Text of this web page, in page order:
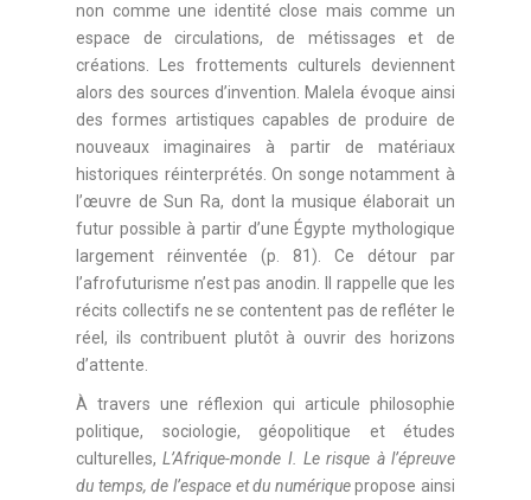
non comme une identité close mais comme un
espace de circulations, de métissages et de
créations. Les frottements culturels deviennent
alors des sources d’invention. Malela évoque ainsi
des formes artistiques capables de produire de
nouveaux imaginaires à partir de matériaux
historiques réinterprétés. On songe notamment à
l’œuvre de Sun Ra, dont la musique élaborait un
futur possible à partir d’une Égypte mythologique
largement réinventée (p. 81). Ce détour par
l’afrofuturisme n’est pas anodin. Il rappelle que les
récits collectifs ne se contentent pas de refléter le
réel, ils contribuent plutôt à ouvrir des horizons
d’attente.
À travers une réflexion qui articule philosophie
politique, sociologie, géopolitique et études
culturelles,L’Afrique-monde I. Le risque à l’épreuve
du temps, de l’espace et du numériquepropose ainsi